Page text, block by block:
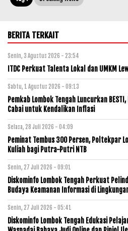
BERITA TERKAIT
Senin, 3 Agustus 2026 - 23:54
ITDC Perkuat Talenta Lokal dan UMKM
Sabtu, 1 Agustus 2026 - 09:13
Pemkab Lombok Tengah Luncurkan
Cabai untuk Kendalikan Inflasi
Selasa, 28 Juli 2026 - 04:09
Peminat Tembus 300 Persen, Poltekpar
Kuliah bagi Putra-Putri NTB
Senin, 27 Juli 2026 - 09:01
Diskominfo Lombok Tengah Perkuat
Budaya Keamanan Informasi di
Senin, 27 Juli 2026 - 05:41
Diskominfo Lombok Tengah Edukasi